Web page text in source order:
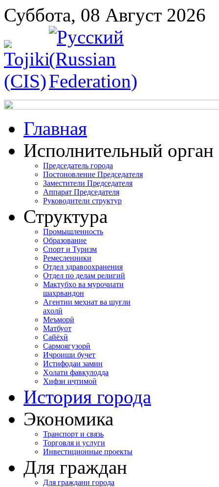
Суббота, 08 Август 2026
Главная
Исполнительный орган
Председатель города
Постоновление Председателя
Заместители Председателя
Аппарат Председателя
Руководители структур
Структура
Промышленность
Образование
Спорт и Туризм
Ремесленники
Отдел здравоохранения
Отдел по делам религий
Мактубҳо ва муроҷиати
шаҳрвандон
Агентии меҳнат ва шуғли
аҳолӣ
Меъморӣ
Матбуот
Сайёҳӣ
Сармоягузорӣ
Иҷроиши буҷет
Истифодаи замин
Ҳолати фавқулодда
Хифзи иҷтимоӣ
История города
Экономика
Транспорт и связь
Торговля и услуги
Инвестиционные проекты
Для граждан
Для граждани города